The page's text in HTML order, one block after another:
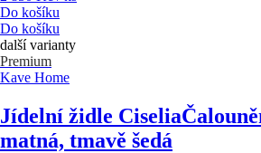
Do košíku
Do košíku
další varianty
Premium
Kave Home
Jídelní židle Ciselia
matná, tmavě šedá